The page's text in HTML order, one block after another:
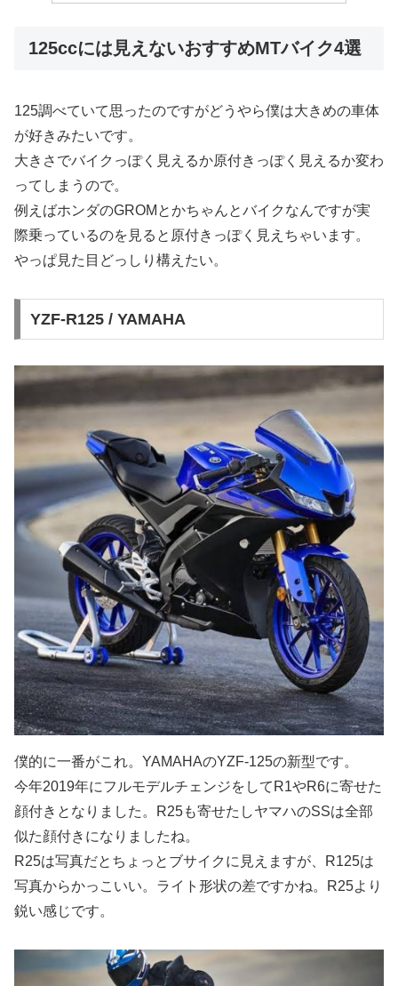
125ccには見えないおすすめMTバイク4選
125調べていて思ったのですがどうやら僕は大きめの車体
が好きみたいです。
大きさでバイクっぽく見えるか原付きっぽく見えるか変わ
ってしまうので。
例えばホンダのGROMとかちゃんとバイクなんですが実
際乗っているのを見ると原付きっぽく見えちゃいます。
やっぱ見た目どっしり構えたい。
YZF-R125 / YAMAHA
僕的に一番がこれ。YAMAHAのYZF-125の新型です。
今年2019年にフルモデルチェンジをしてR1やR6に寄せた
顔付きとなりました。R25も寄せたしヤマハのSSは全部
似た顔付きになりましたね。
R25は写真だとちょっとブサイクに見えますが、R125は
写真からかっこいい。ライト形状の差ですかね。R25より
鋭い感じです。